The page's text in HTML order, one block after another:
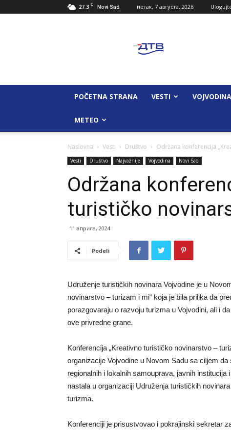
27.3 C Novi Sad петак, 7 августа, 2026
Televizija
POČETNA STRANA VESTI VOJVODINA
METEO
Naslovna Vesti Društvo Održana konferencija
Vesti Društvo Najvažnije Vojvodina Novi Sad
Održana
turističko
11 априла, 2024
Podeli
Udruženje turističkih novinara Vojvodine je u
novinarstvo – turizam i mi“ koja je bila prilika da
porazgovaraju o razvoju turizma u Vojvodini, ali i
ove privredne grane.
Konferencija „Kreativno turističko novinarstvo –
organizacije Vojvodine u Novom Sadu sa ciljem
regionalnih i lokalnih samouprava, javnih
nastala u organizaciji Udruženja turističkih
turizma.
Konferenciji je prisustvovao i pokrajinski sekretar